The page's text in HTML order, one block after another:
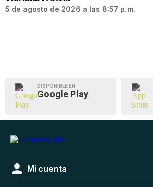
5 de agosto de 2026 a las 8:57 p.m.
DISPONIBLE EN
Google Play
Mi cuenta